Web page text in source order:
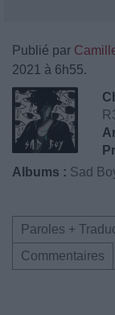
Publié par
2021 à 6h55.
Albums : Sad
Paroles +
Commentaires